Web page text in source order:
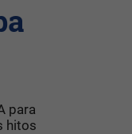
para
hitos